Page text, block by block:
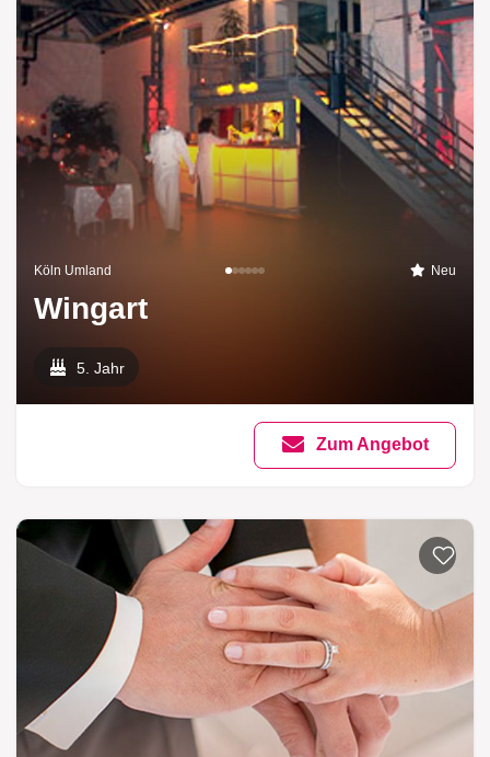
Köln Umland Neu
Wingart
5. Jahr
Zum Angebot